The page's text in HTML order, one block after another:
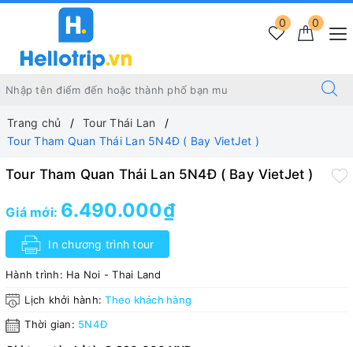
0
0
Trang chủ
Tour Thái Lan
Tour Tham Quan Thái Lan 5N4Đ ( Bay VietJet )
Tour Tham Quan Thái Lan 5N4Đ ( Bay VietJet )
Giá mới: 6.490.000₫
In chương trình tour
Hành trình: Ha Noi - Thai Land
Lịch khởi hành:Theo khách hàng
Thời gian: 5N4Đ